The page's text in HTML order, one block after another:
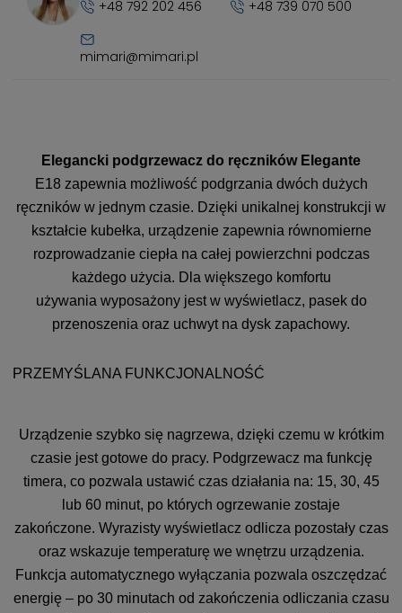
+48 792 202 456 +48 739 070 500
mimari@mimari.pl
Elegancki podgrzewacz do ręczników Elegante
E18 zapewnia możliwość podgrzania dwóch dużych
ręczników w jednym czasie. Dzięki unikalnej konstrukcji w
kształcie kubełka, urządzenie zapewnia równomierne
rozprowadzanie ciepła na całej powierzchni podczas
każdego użycia. Dla większego komfortu
używania wyposażony jest w wyświetlacz, pasek do
przenoszenia oraz uchwyt na dysk zapachowy.
PRZEMYŚLANA FUNKCJONALNOŚĆ
Urządzenie szybko się nagrzewa, dzięki czemu w krótkim
czasie jest gotowe do pracy. Podgrzewacz ma funkcję
timera, co pozwala ustawić czas działania na: 15, 30, 45
lub 60 minut, po których ogrzewanie zostaje
zakończone. Wyrazisty wyświetlacz odlicza pozostały czas
oraz wskazuje temperaturę we wnętrzu urządzenia.
Funkcja automatycznego wyłączania pozwala oszczędzać
energię – po 30 minutach od zakończenia odliczania czasu